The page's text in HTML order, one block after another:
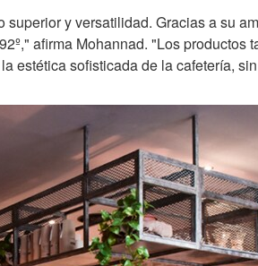
y versatilidad. Gracias a su
afirma Mohannad. "Los productos
estética sofisticada de la cafetería,